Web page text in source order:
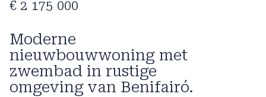
Moderne
nieuwbouwwoning met
zwembad in rustige
omgeving van Benifairó.
€ 2 175 000